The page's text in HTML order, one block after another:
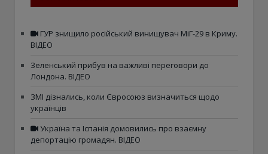
ГУР знищило російський винищувач МіГ-29 в Криму.
ВІДЕО
Зеленський прибув на важливі переговори до
Лондона. ВІДЕО
ЗМІ дізнались, коли Євросоюз визначиться щодо
українців
Україна та Іспанія домовились про взаємну
депортацію громадян. ВІДЕО